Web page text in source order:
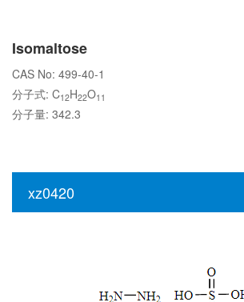
Isomaltose
CAS No: 499-40-1
分子式: C12H22O11
分子量: 342.3
xz0420